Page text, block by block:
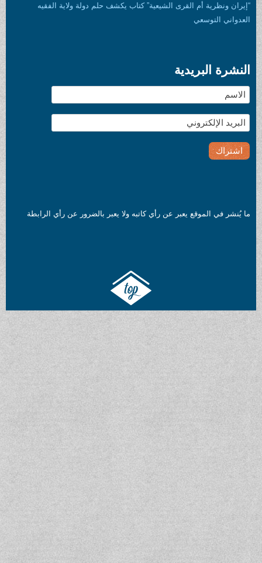
“إيران ونظرية أم القرى الشيعية” كتاب يكشف حلم دولة ولاية الفقيه
العدواني التوسعي
النشرة البريدية
ما يُنشر في الموقع يعبر عن رأي كاتبه ولا يعبر بالضرور عن رأي الرابطة